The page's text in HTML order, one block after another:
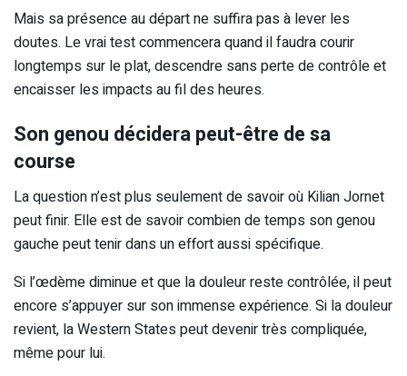
Mais sa présence au départ ne suffira pas à lever les
doutes. Le vrai test commencera quand il faudra courir
longtemps sur le plat, descendre sans perte de contrôle et
encaisser les impacts au fil des heures.
Son genou décidera peut-être de sa
course
La question n’est plus seulement de savoir où Kilian Jornet
peut finir. Elle est de savoir combien de temps son genou
gauche peut tenir dans un effort aussi spécifique.
Si l’œdème diminue et que la douleur reste contrôlée, il peut
encore s’appuyer sur son immense expérience. Si la douleur
revient, la Western States peut devenir très compliquée,
même pour lui.